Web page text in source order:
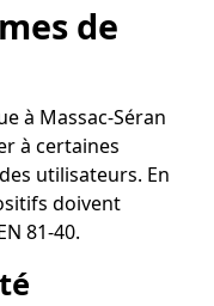
de
à Massac-Séran
à certaines
utilisateurs. En
doivent
81-40.